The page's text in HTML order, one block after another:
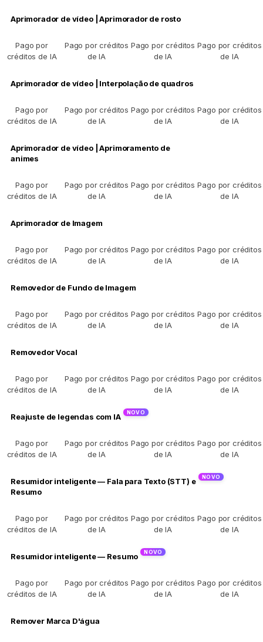
Aprimorador de vídeo | Aprimorador de rosto
Pago por
créditos de IA
Pago por créditos
de IA
Pago por créditos
de IA
Pago por créditos
de IA
Aprimorador de vídeo | Interpolação de quadros
Pago por
créditos de IA
Pago por créditos
de IA
Pago por créditos
de IA
Pago por créditos
de IA
Aprimorador de vídeo | Aprimoramento de
animes
Pago por
créditos de IA
Pago por créditos
de IA
Pago por créditos
de IA
Pago por créditos
de IA
Aprimorador de Imagem
Pago por
créditos de IA
Pago por créditos
de IA
Pago por créditos
de IA
Pago por créditos
de IA
Removedor de Fundo de Imagem
Pago por
créditos de IA
Pago por créditos
de IA
Pago por créditos
de IA
Pago por créditos
de IA
Removedor Vocal
Pago por
créditos de IA
Pago por créditos
de IA
Pago por créditos
de IA
Pago por créditos
de IA
Reajuste de legendas com IA
Pago por
créditos de IA
Pago por créditos
de IA
Pago por créditos
de IA
Pago por créditos
de IA
Resumidor inteligente — Fala para Texto (STT) e
Resumo
Pago por
créditos de IA
Pago por créditos
de IA
Pago por créditos
de IA
Pago por créditos
de IA
Resumidor inteligente — Resumo
Pago por
créditos de IA
Pago por créditos
de IA
Pago por créditos
de IA
Pago por créditos
de IA
Remover Marca D'água